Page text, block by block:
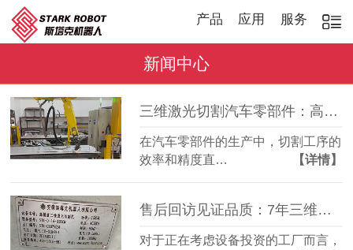
产品 应用 服务
新闻中心
三维激光切割汽车零部件：高效稳定，适配多品种加工
在汽车零部件的生产中，切割工序的
效率和精度直…
【详情】
售后回访见证品质：7年三维激光切割机，稳定如常
对于正在考虑设备投资的工厂而言，